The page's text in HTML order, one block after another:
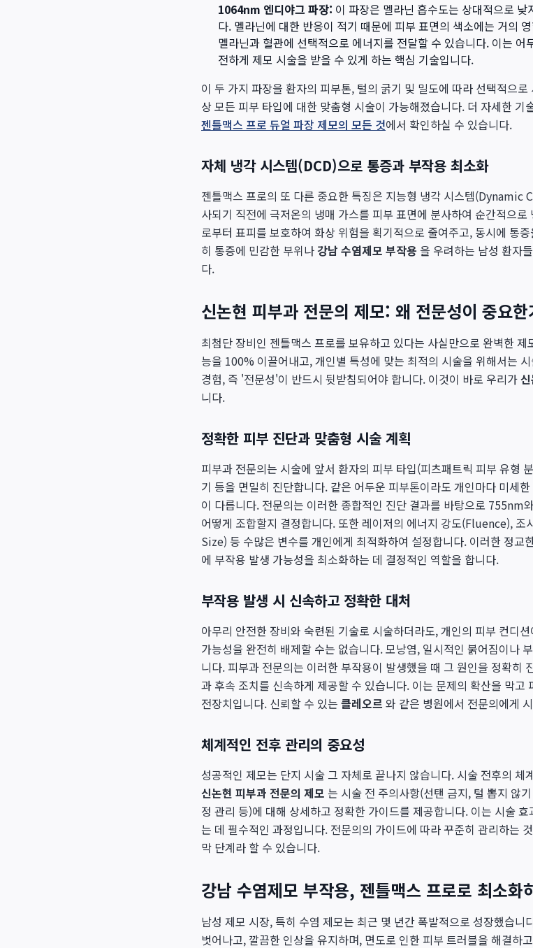
1064nm 엔디야그 파장: 이 파장은 멜라닌 흡수도는 상대적으로
다. 멜라닌에 대한 반응이 적기 때문에 피부 표면의 색소에는 거의
멜라닌과 혈관에 선택적으로 에너지를 전달할 수 있습니다. 이는
전하게 제모 시술을 받을 수 있게 하는 핵심 기술입니다.
이 두 가지 파장을 환자의 피부톤, 털의 굵기 및 밀도에 따라 선택적으
상 모든 피부 타입에 대한 맞춤형 시술이 가능해졌습니다. 더 자세한 기
젠틀맥스 프로 듀얼 파장 제모의 모든 것에서 확인하실 수 있습니다.
자체 냉각 시스템(DCD)으로 통증과 부작용 최소화
젠틀맥스 프로의 또 다른 중요한 특징은 지능형 냉각 시스템
사되기 직전에 극저온의 냉매 가스를 피부 표면에 분사하여 순간적으
로부터 표피를 보호하여 화상 위험을 획기적으로 줄여주고, 동시에 통
히 통증에 민감한 부위나강남 수염제모 부작용 을 우려하는 남성 환자
다.
신논현 피부과 전문의 제모: 왜 전문성이 중요한
최첨단 장비인 젠틀맥스 프로를 보유하고 있다는 사실만으로 완벽한
능을 100% 이끌어내고, 개인별 특성에 맞는 최적의 시술을 위해서는
경험, 즉 '전문성'이 반드시 뒷받침되어야 합니다. 이것이 바로 우리가
니다.
정확한 피부 진단과 맞춤형 시술 계획
피부과 전문의는 시술에 앞서 환자의 피부 타입(피츠패트릭 피부 유형
기 등을 면밀히 진단합니다. 같은 어두운 피부톤이라도 개인마다 미세
이 다릅니다. 전문의는 이러한 종합적인 진단 결과를 바탕으로 755nm
어떻게 조합할지 결정합니다. 또한 레이저의 에너지 강도(Fluence),
Size) 등 수많은 변수를 개인에게 최적화하여 설정합니다. 이러한 정교
에 부작용 발생 가능성을 최소화하는 데 결정적인 역할을 합니다.
부작용 발생 시 신속하고 정확한 대처
아무리 안전한 장비와 숙련된 기술로 시술하더라도, 개인의 피부 컨디
가능성을 완전히 배제할 수는 없습니다. 모낭염, 일시적인 붉어짐이나
니다. 피부과 전문의는 이러한 부작용이 발생했을 때 그 원인을 정확히
과 후속 조치를 신속하게 제공할 수 있습니다. 이는 문제의 확산을 막
전장치입니다. 신뢰할 수 있는 클레오르 와 같은 병원에서 전문의에게
체계적인 전후 관리의 중요성
성공적인 제모는 단지 시술 그 자체로 끝나지 않습니다. 시술 전후의
신논현 피부과 전문의 제모 는 시술 전 주의사항(선탠 금지, 털 뽑지 않
정 관리 등)에 대해 상세하고 정확한 가이드를 제공합니다. 이는 시술
는 데 필수적인 과정입니다. 전문의의 가이드에 따라 꾸준히 관리하는
막 단계라 할 수 있습니다.
강남 수염제모 부작용, 젠틀맥스 프로로 최소화
남성 제모 시장, 특히 수염 제모는 최근 몇 년간 폭발적으로 성장했습니
벗어나고, 깔끔한 인상을 유지하며, 면도로 인한 피부 트러블을 해결하